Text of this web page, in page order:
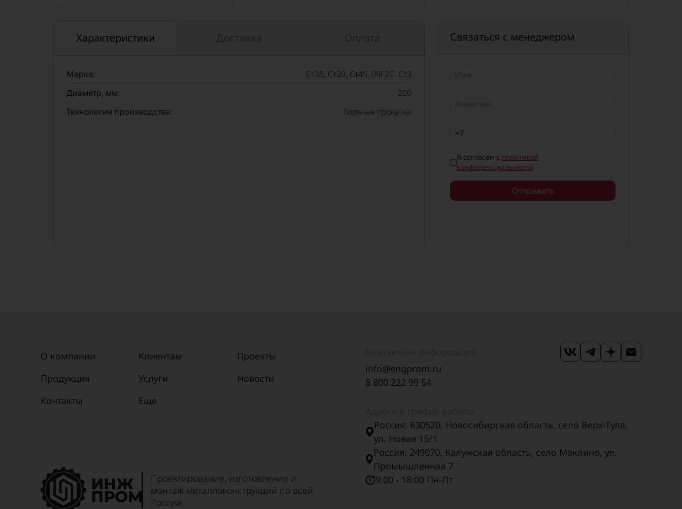
Характеристики
Марка:
Ст35, Ст20, Ст45, 09Г2С, Ст3
Диаметр, мм:
200
Технология производства:
Горячая прокатка
Связаться с менеджером
Я согласен с политикой
конфиденциальности
Отправить
О компании Клиентам
Проекты
Продукция
Услуги
Новости
Контакты
Еще
Проектирование, изготовление и
монтаж металлоконструкций по всей
России.
info@engprom.ru
8 800 222 99 54
Россия, 630520, Новосибирская область, село Верх-Тула,
ул. Новая 15/1
Россия, 249070, Калужская область, село Маклино, ул.
Промышленная 7
9:00 - 18:00 Пн-Пт